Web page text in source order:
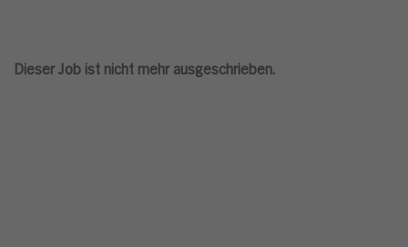
Dieser Job ist nicht mehr ausgeschrieben.